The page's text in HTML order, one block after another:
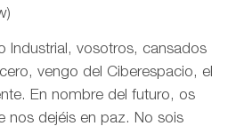
Industrial, vosotros, cansados
vengo del Ciberespacio, el
En nombre del futuro, os
nos dejéis en paz. No sois